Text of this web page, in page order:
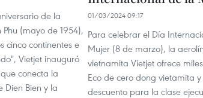
de la
(mayo de 1954),
cinco continentes e
Vietjet inauguró
conecta la
Dien Bien y la
01/03/2024 09:17
Para celebrar el Día
Mujer (8 de marzo), la
vietnamita Vietjet ofrece
Eco de cero dong vietamita
descuento para la clase